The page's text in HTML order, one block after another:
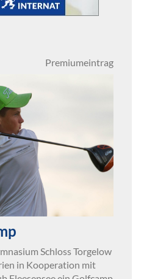
Premiumeintrag
Schloss Torgelow
in Kooperation mit